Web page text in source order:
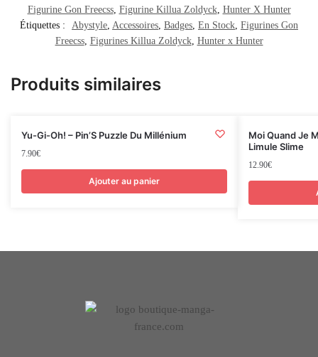
Figurine Gon Freecss, Figurine Killua Zoldyck, Hunter X Hunter
Étiquettes :
Abystyle Accessoires Badges En Stock Figurines Gon
Freecss, Figurines Killua Zoldyck, Hunter x Hunter
Produits similaires
Yu-Gi-Oh! – Pin’S Puzzle Du Millénium
7.90€
Ajouter au panier
Moi Quand Je
Limule Slime
12.90€